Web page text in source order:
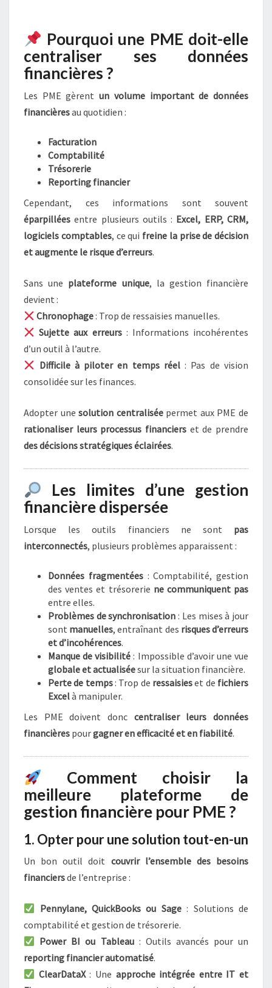
M
E
L
T
E
F
O
E
E
G
T
N
E
S
N
É
E
S
N
A
C
I
R
E
S
O
U
P
E
?
T
A
Pourquoi une PME doit-elle
centraliser ses données
financières ?
Les PME gèrentun volume important de données
financièresau quotidien :
Facturation
Comptabilité
Trésorerie
Reporting financier
Cependant, ces informations sont souvent
éparpillées entre plusieurs outils : Excel, ERP, CRM,
logiciels comptables, ce qui freine la prise de décision
et augmente le risque d’erreurs.
Sans une plateforme unique, la gestion financière
devient :
Chronophage: Trop de ressaisies manuelles.
Sujette aux erreurs: Informations incohérentes
d’un outil à l’autre.
Difficile à piloter en temps réel: Pas de vision
consolidée sur les finances.
Adopter unesolution centraliséepermet aux PME de
rationaliser leurs processus financiers et de prendre
des décisions stratégiques éclairées.
Les limites d’une gestion
financière dispersée
Lorsque les outils financiers ne sont pas
interconnectés, plusieurs problèmes apparaissent :
Données fragmentées: Comptabilité, gestion
des ventes et trésorerie ne communiquent pas
entre elles.
Problèmes de synchronisation : Les mises à jour
sont manuelles, entraînant des risques d’erreurs
et d’incohérences.
Manque de visibilité : Impossible d’avoir une vue
globale et actualiséesur la situation financière.
Perte de temps: Trop de ressaisieset de fichiers
Excelà manipuler.
Les PME doivent donc centraliser leurs données
financières pourgagner en efficacité et en fiabilité.
Comment choisir la
meilleure plateforme de
gestion financière pour PME ?
1. Opter pour une solution tout-en-un
Un bon outil doit couvrir l’ensemble des besoins
financiersde l’entreprise :
Pennylane, QuickBooks ou Sage: Solutions de
comptabilité et gestion de trésorerie.
Power BI ou Tableau: Outils avancés pour un
reporting financier automatisé.
ClearDataX: Une approche intégrée entre IT et